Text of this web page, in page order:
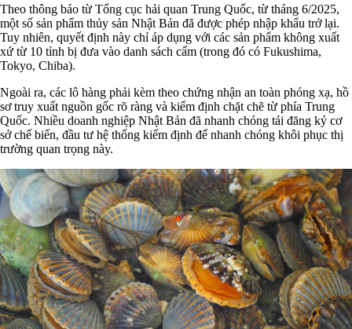
Theo thông báo từ Tổng cục hải quan Trung Quốc, từ tháng 6/2025,
một số sản phẩm thủy sản Nhật Bản đã được phép nhập khẩu trở lại.
Tuy nhiên, quyết định này chỉ áp dụng với các sản phẩm không xuất
xứ từ 10 tỉnh bị đưa vào danh sách cấm (trong đó có Fukushima,
Tokyo, Chiba).
Ngoài ra, các lô hàng phải kèm theo chứng nhận an toàn phóng xạ, hồ
sơ truy xuất nguồn gốc rõ ràng và kiểm định chặt chẽ từ phía Trung
Quốc. Nhiều doanh nghiệp Nhật Bản đã nhanh chóng tái đăng ký cơ
sở chế biến, đầu tư hệ thống kiểm định để nhanh chóng khôi phục thị
trường quan trọng này.